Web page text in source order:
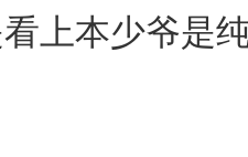
上本少爷是